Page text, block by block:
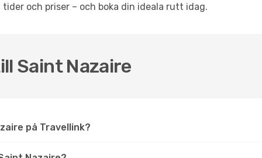
och priser – och boka din ideala rutt idag.
Saint Nazaire
på Travellink?